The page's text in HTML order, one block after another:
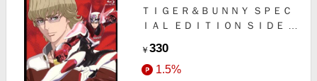
ＴＩＧＥＲ＆ＢＵＮＮＹ ＳＰＥＣ
ＩＡＬ ＥＤＩＴＩＯＮ ＳＩＤＥ Ｂ
ｒａｙ Ｄｉｓｃ）
￥ 330
1.5%